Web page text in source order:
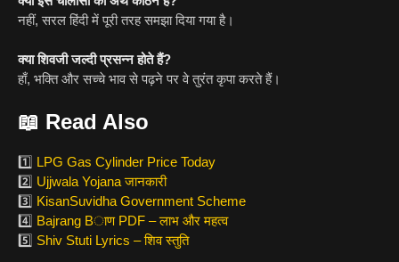
नहीं, सरल हिंदी में पूरी तरह समझा दिया गया है।
क्या शिवजी जल्दी प्रसन्न होते हैं?
हाँ, भक्ति और सच्चे भाव से पढ़ने पर वे तुरंत कृपा करते हैं।
📖 Read Also
1️⃣ LPG Gas Cylinder Price Today
2️⃣ Ujjwala Yojana जानकारी
3️⃣ KisanSuvidha Government Scheme
4️⃣ Bajrang Bाण PDF – लाभ और महत्व
5️⃣ Shiv Stuti Lyrics – शिव स्तुति